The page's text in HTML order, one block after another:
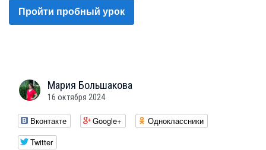
Пройти пробный урок
Мария Большакова
16 октября 2024
Вконтакте Google+
Одноклассники
Twitter